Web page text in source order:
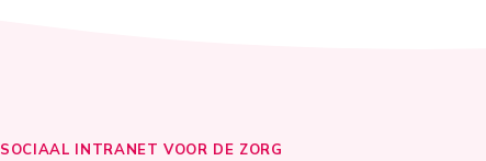
SOCIAAL INTRANET VOOR DE ZORG